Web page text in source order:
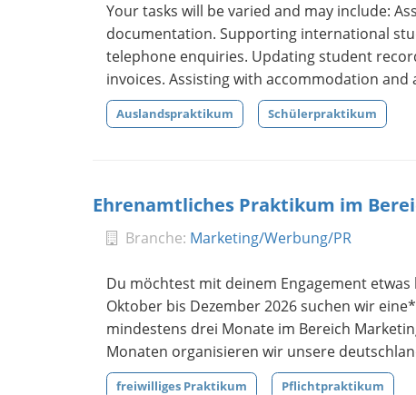
Your tasks will be varied and may include:
documentation. Supporting international
telephone enquiries. Updating student
invoices. Assisting with accommodation
Auslandspraktikum Schülerpraktikum
Ehrenamtliches Praktikum im
Branche: Marketing/Werbung/PR
Du möchtest mit deinem Engagement
Oktober bis Dezember 2026 suchen wir
mindestens drei Monate im Bereich
Monaten organisieren wir unsere
freiwilliges Praktikum Pflichtpraktikum